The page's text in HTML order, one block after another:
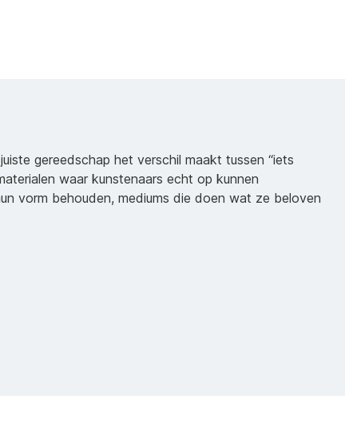
gereedschap het verschil maakt tussen “iets
waar kunstenaars echt op kunnen
vorm behouden, mediums die doen wat ze beloven